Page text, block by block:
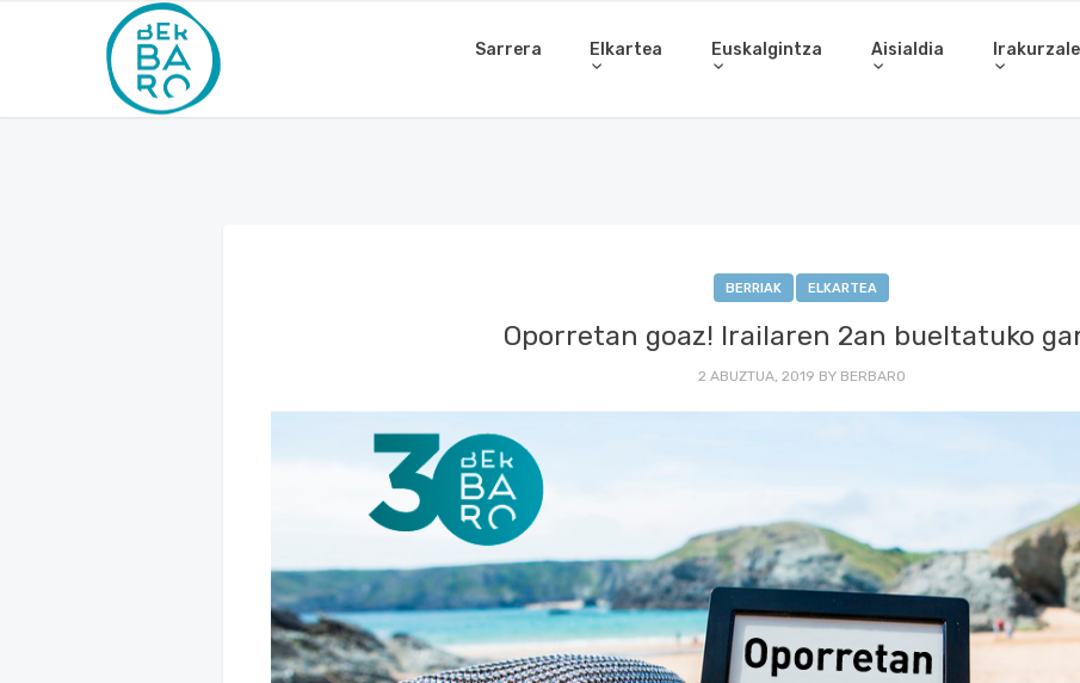
Sarrera Elkartea Euskalgintza Aisialdia
BERRIAK ELKARTEA
Oporretan goaz! Irailaren 2an bueltatuko
2 ABUZTUA, 2019 BY BERBARO